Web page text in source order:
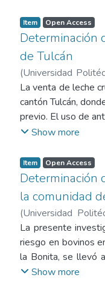
muestras fueron
agua peptonada,
presuntivos fueron
caracterizada
microbiológicos
población
una concordancia
animal, edad y tipo
presencia de
de producción
enfermedades
Item Open Access
Determinación
de Tulcán
(Universidad
Urrestra, Luis
La venta de leche
cantón Tulcán,
previo. El uso de
farmacológicos en
farmacológicos. Se
la parroquia
estadística
farmacológico. En
75,56 %, mientras
En la primera
tetraciclinas con
representaron
Show more
Item Open Access
Determinación
la comunidad
(Universidad
Mercedes;Campos
La presente
riesgo en bovinos
la Bonita, se llevó
entrevista, con el
Show more